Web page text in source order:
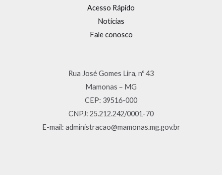
Acesso Rápido
Notícias
Fale conosco
Rua José Gomes Lira, nº 43
Mamonas – MG
CEP: 39516-000
CNPJ: 25.212.242/0001-70
E-mail: administracao@mamonas.mg.gov.br